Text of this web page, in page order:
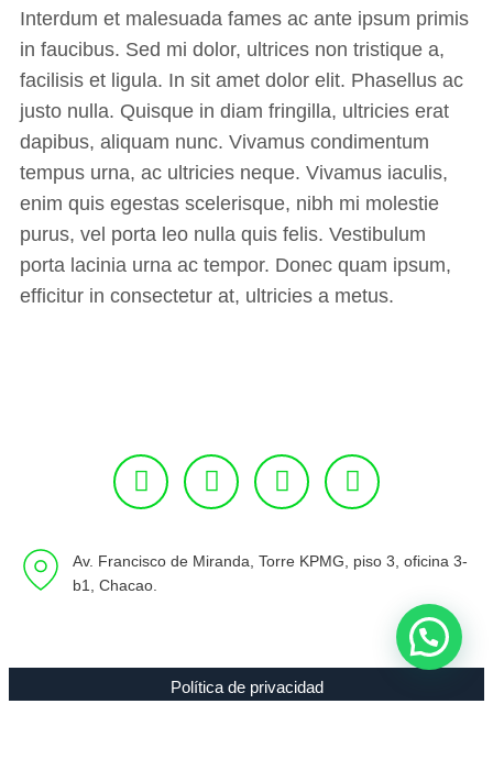
Interdum et malesuada fames ac ante ipsum primis
in faucibus. Sed mi dolor, ultrices non tristique a,
facilisis et ligula. In sit amet dolor elit. Phasellus ac
justo nulla. Quisque in diam fringilla, ultricies erat
dapibus, aliquam nunc. Vivamus condimentum
tempus urna, ac ultricies neque. Vivamus iaculis,
enim quis egestas scelerisque, nibh mi molestie
purus, vel porta leo nulla quis felis. Vestibulum
porta lacinia urna ac tempor. Donec quam ipsum,
efficitur in consectetur at, ultricies a metus.
Av. Francisco de Miranda, Torre KPMG, piso 3, oficina 3-
b1, Chacao.
Política de privacidad